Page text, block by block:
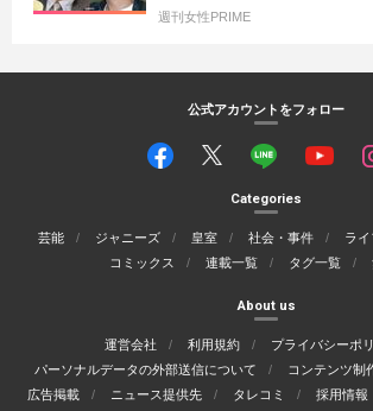
週刊女性PRIME
公式アカウントをフォロー
Categories
芸能 ジャニーズ 皇室 社会・事件 ライ
コミックス
連載一覧 タグ一覧
About us
運営会社 利用規約
プライバシーポ
パーソナルデータの外部送信について
コンテンツ制
広告掲載
ニュース提供先 タレコミ 採用情報